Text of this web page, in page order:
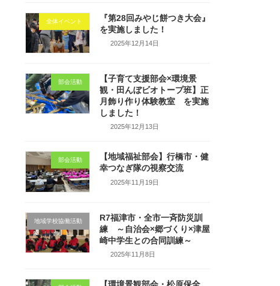
全体イベント
『第28回みやじ餅つき大会』
を実施しました！
2025年12月14日
部会活動
【子育て支援部会×環境景
観・田んぼビオトープ班】正
月飾り作り体験教室 を実施
しました！
2025年12月13日
部会活動
【地域福祉部会】行橋市・健
幸つなぎ隊の視察交流
2025年11月19日
地域学校協働活動
R7福津市・全市一斉防災訓
練 ～自治会×郷づくり×津屋
崎中学生との合同訓練～
2025年11月8日